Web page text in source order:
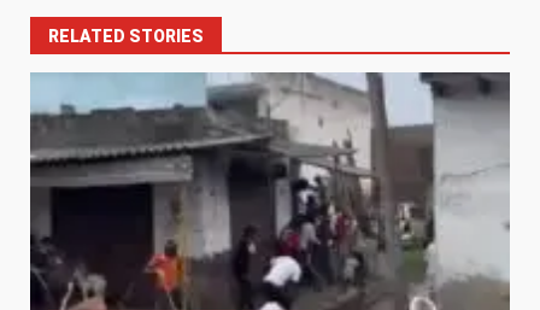
RELATED STORIES